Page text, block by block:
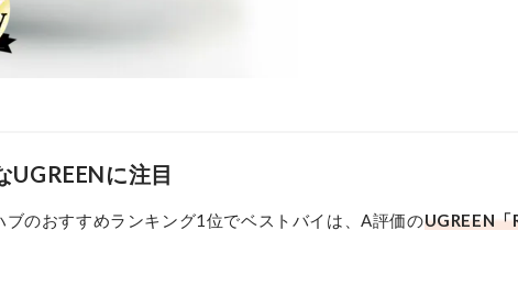
UGREENに注目
ブのおすすめランキング1位でベストバイは、A評価のUGREEN